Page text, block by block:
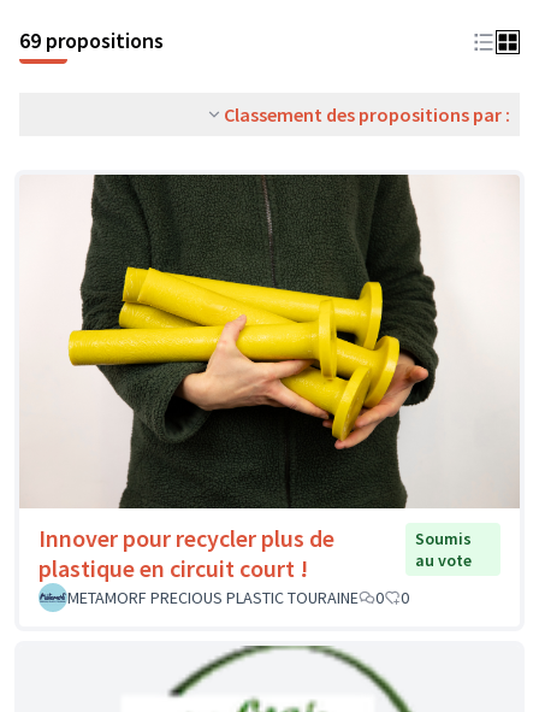
69 propositions
Classement des propositions par :
Innover pour recycler plus de
plastique en circuit court !
Soumis
au vote
METAMORF PRECIOUS PLASTIC TOURAINE
0 0